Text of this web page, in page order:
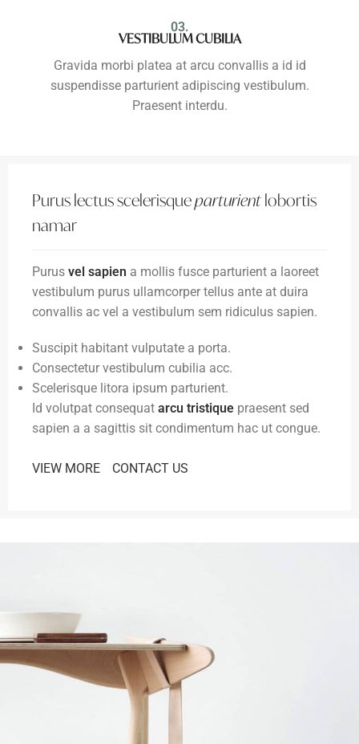
03.
VESTIBULUM CUBILIA
Gravida morbi platea at arcu convallis a id id
suspendisse parturient adipiscing vestibulum.
Praesent interdu.
Purus lectus scelerisqueparturientlobortis
namar
Purus vel sapien a mollis fusce parturient a laoreet
vestibulum purus ullamcorper tellus ante at duira
convallis ac vel a vestibulum sem ridiculus sapien.
Suscipit habitant vulputate a porta.
Consectetur vestibulum cubilia acc.
Scelerisque litora ipsum parturient.
Id volutpat consequat arcu tristique praesent sed
sapien a a sagittis sit condimentum hac ut congue.
VIEW MORE CONTACT US